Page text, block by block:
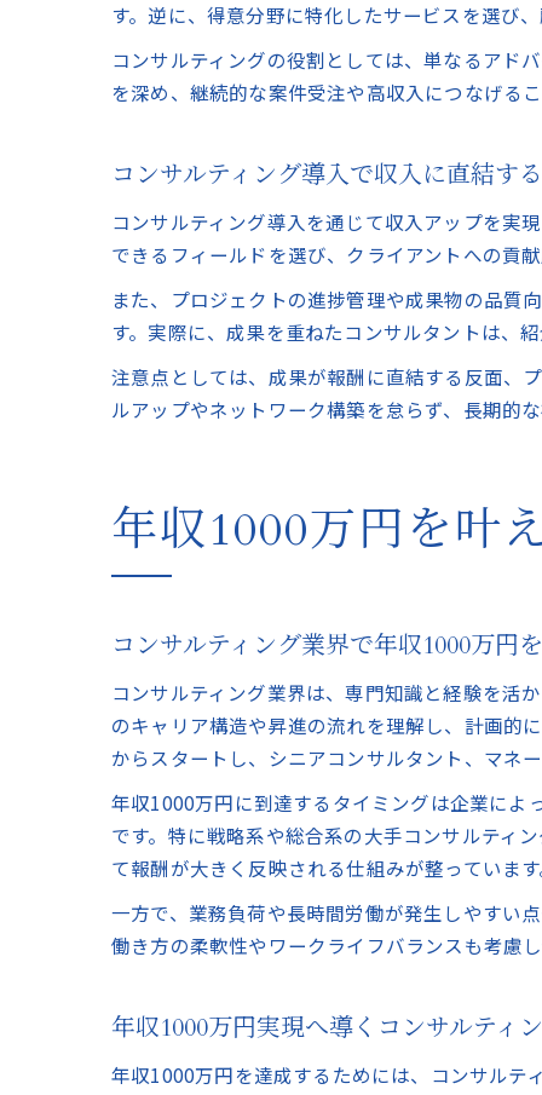
す。逆に、得意分野に特化したサービスを選び
コンサルティングの役割としては、単なるアド
を深め、継続的な案件受注や高収入につなげるこ
コンサルティング導入で収入に直結す
コンサルティング導入を通じて収入アップを実
できるフィールドを選び、クライアントへの貢
また、プロジェクトの進捗管理や成果物の品質
す。実際に、成果を重ねたコンサルタントは、
注意点としては、成果が報酬に直結する反面、
ルアップやネットワーク構築を怠らず、長期的
年収1000万円を叶
コンサルティング業界で年収1000万円
コンサルティング業界は、専門知識と経験を活
のキャリア構造や昇進の流れを理解し、計画的
からスタートし、シニアコンサルタント、マネ
年収1000万円に到達するタイミングは企業によ
です。特に戦略系や総合系の大手コンサルティ
て報酬が大きく反映される仕組みが整っています
一方で、業務負荷や長時間労働が発生しやすい
働き方の柔軟性やワークライフバランスも考慮
年収1000万円実現へ導くコンサルティ
年収1000万円を達成するためには、コンサルテ